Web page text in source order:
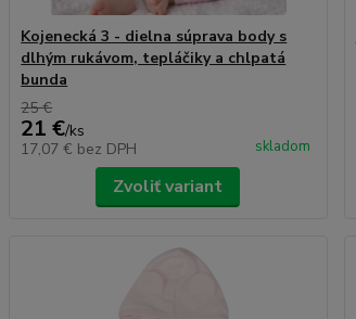
Kojenecká 3 - dielna súprava body s
dlhým rukávom, tepláčiky a chlpatá
bunda
25 €
21 €/ks
17,07 € bez DPH skladom
Zvoliť variant